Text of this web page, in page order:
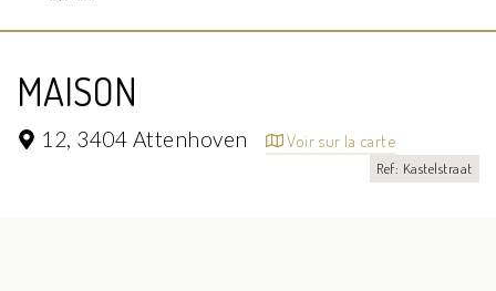
MAISON
12, 3404 Attenhoven Voir sur la carte
Ref: Kastelstraat